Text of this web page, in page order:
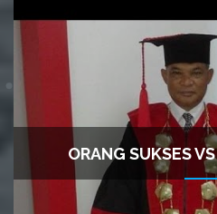
ORANG SUKSES